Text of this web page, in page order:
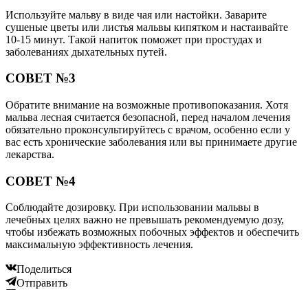
Используйте мальву в виде чая или настойки. Заварите
сушеные цветы или листья мальвы кипятком и настаивайте
10-15 минут. Такой напиток поможет при простудах и
заболеваниях дыхательных путей.
СОВЕТ №3
Обратите внимание на возможные противопоказания. Хотя
мальва лесная считается безопасной, перед началом лечения
обязательно проконсультируйтесь с врачом, особенно если у
вас есть хронические заболевания или вы принимаете другие
лекарства.
СОВЕТ №4
Соблюдайте дозировку. При использовании мальвы в
лечебных целях важно не превышать рекомендуемую дозу,
чтобы избежать возможных побочных эффектов и обеспечить
максимальную эффективность лечения.
Поделиться
Отправить